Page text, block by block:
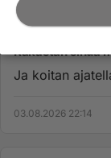
IKÄVÄ
Rakastan sinua
Ja koitan
03.08.2026 22:14